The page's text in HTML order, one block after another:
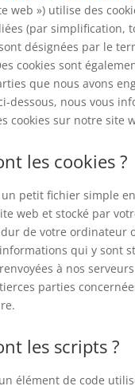
web ») utilise des
(par simplification,
désignées par le
cookies sont
que nous avons
dessous, nous vous
cookies sur notre site
les cookies ?
petit fichier simple
web et stocké par
de votre ordinateur
qui y sont
à nos
parties
les scripts ?
élément de code